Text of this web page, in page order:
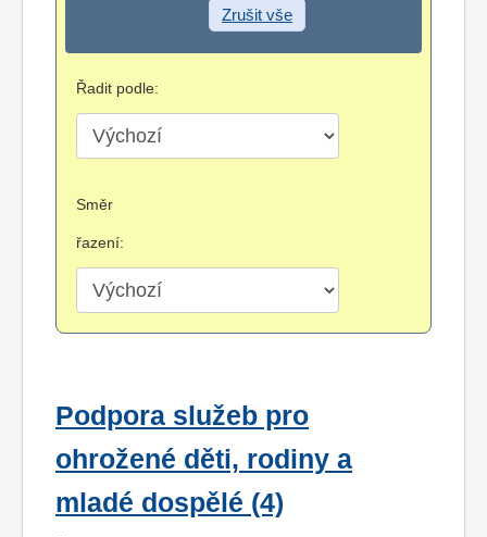
Zrušit vše
Řadit podle:
Směr
řazení:
Podpora služeb pro
ohrožené děti, rodiny a
mladé dospělé (4)